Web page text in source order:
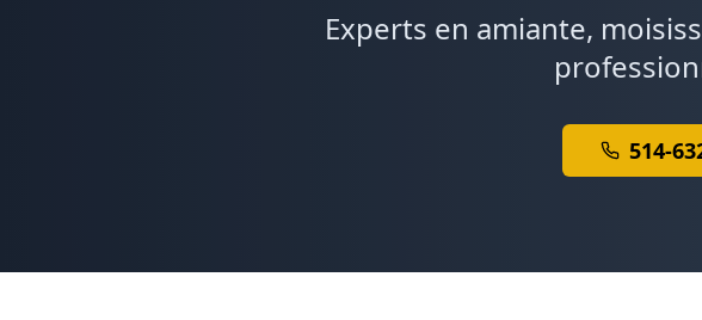
Experts en amiante,
514-